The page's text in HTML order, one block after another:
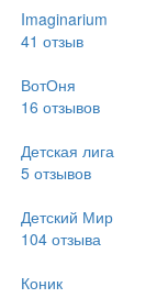
Imaginarium
41 отзыв
ВотОня
16 отзывов
Детская лига
5отзывов
Детский Мир
104отзыва
Коник